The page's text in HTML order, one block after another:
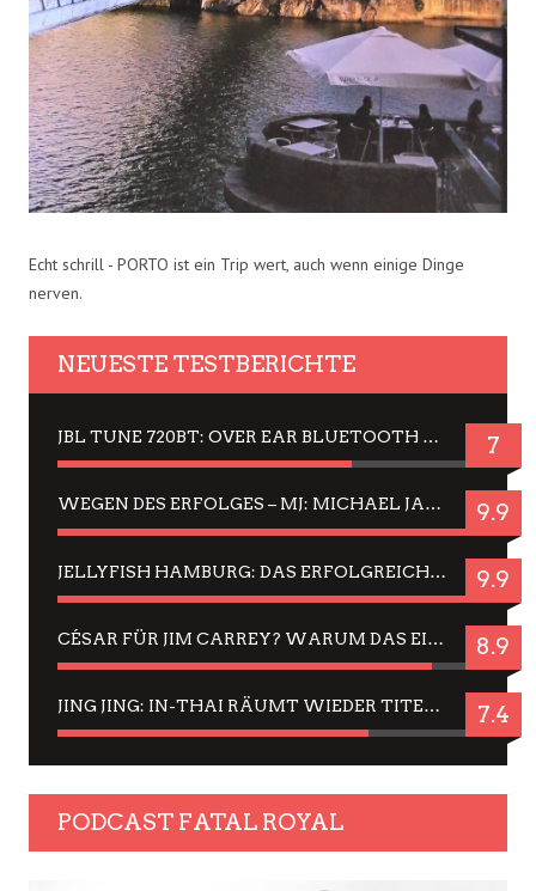
Echt schrill - PORTO ist ein Trip wert, auch wenn einige Dinge
nerven.
NEUESTE TESTBERICHTE
JBL TUNE 720BT: OVER EAR BLUETOOTH KOPFHÖRER UM DIE 50,-€ IM DAUER-TEST 7
WEGEN DES ERFOLGES – MJ: MICHAEL JACKSON MUSICAL IN EINER MATINEE SEHEN 9.9
JELLYFISH HAMBURG: DAS ERFOLGREICHE SOMMER-MENÜ 2025 IN GEFÜHLEN UND BILDERN 9.9
CÉSAR FÜR JIM CARREY? WARUM DAS EINER DER NERVIGSTEN ACTORS IST UND BLEIBT 8.9
JING JING: IN-THAI RÄUMT WIEDER TITEL AB – EIN ZWEI-STUNDEN-ERLEBNISBERICHT 7.4
PODCAST FATAL ROYAL